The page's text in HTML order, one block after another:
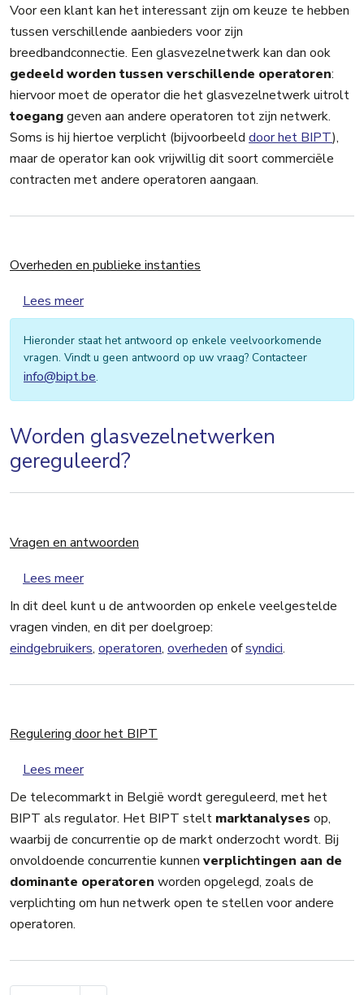
Voor een klant kan het interessant zijn om keuze te hebben
tussen verschillende aanbieders voor zijn
breedbandconnectie. Een glasvezelnetwerk kan dan ook
gedeeld worden tussen verschillende operatoren:
hiervoor moet de operator die het glasvezelnetwerk uitrolt
toeganggeven aan andere operatoren tot zijn netwerk.
Soms is hij hiertoe verplicht (bijvoorbeeld door het BIPT),
maar de operator kan ook vrijwillig dit soort commerciële
contracten met andere operatoren aangaan.
Overheden en publieke instanties
Lees meerover Overheden en publieke instanties
Hieronder staat het antwoord op enkele veelvoorkomende
vragen. Vindt u geen antwoord op uw vraag? Contacteer
info@bipt.be.
Worden glasvezelnetwerken
gereguleerd?
Vragen en antwoorden
Lees meerover Vragen en antwoorden
In dit deel kunt u de antwoorden op enkele veelgestelde
vragen vinden, en dit per doelgroep:
eindgebruikers, operatoren, overheden ofsyndici.
Regulering door het BIPT
Lees meerover Regulering door het BIPT
De telecommarkt in België wordt gereguleerd, met het
BIPT als regulator. Het BIPT stelt marktanalyses op,
waarbij de concurrentie op de markt onderzocht wordt. Bij
onvoldoende concurrentie kunnen verplichtingen aan de
dominante operatoren worden opgelegd, zoals de
verplichting om hun netwerk open te stellen voor andere
operatoren.